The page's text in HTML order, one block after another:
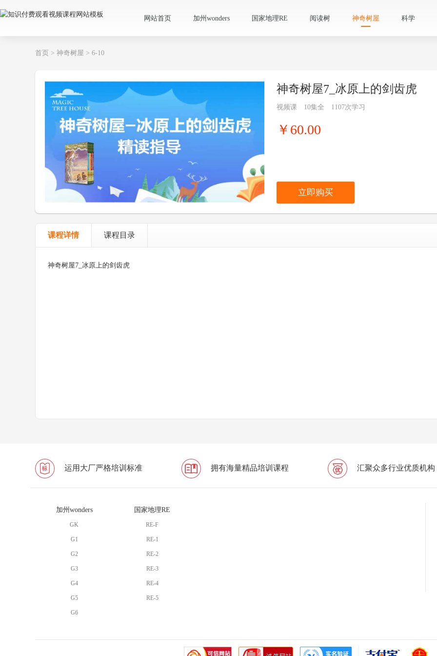
网站首页 加州wonders 国家地理RE 阅读树 神奇树屋 科学
首页 > 神奇树屋 > 6-10
神奇树屋7_冰原上的剑齿虎
视频课 10集全 1107次学习
￥60.00
立即购买
课程详情 课程目录
神奇树屋7_冰原上的剑齿虎
运用大厂严格培训标准 拥有海量精品培训课程 汇聚众多行业优质机构
加州wonders
GK
G1
G2
G3
G4
G5
G6
国家地理RE
RE-F
RE-1
RE-2
RE-3
RE-4
RE-5